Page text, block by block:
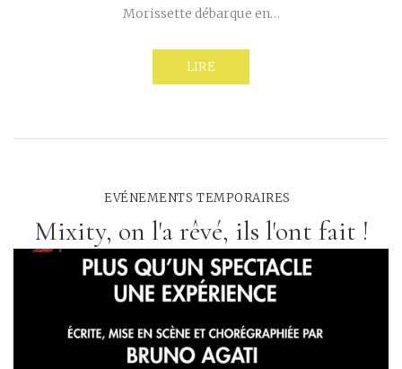
Morissette débarque en…
LIRE
EVÉNEMENTS TEMPORAIRES
Mixity, on l'a rêvé, ils l'ont fait !